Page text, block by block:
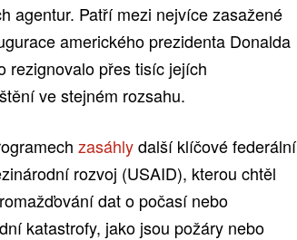
agentur. Patří mezi nejvíce zasažené
amerického prezidenta Donalda
rezignovalo přes tisíc jejích
ve stejném rozsahu.
zasáhlydalší klíčové federální
rozvoj (USAID), kterou chtěl
dat o počasí nebo
katastrofy, jako jsou požáry nebo